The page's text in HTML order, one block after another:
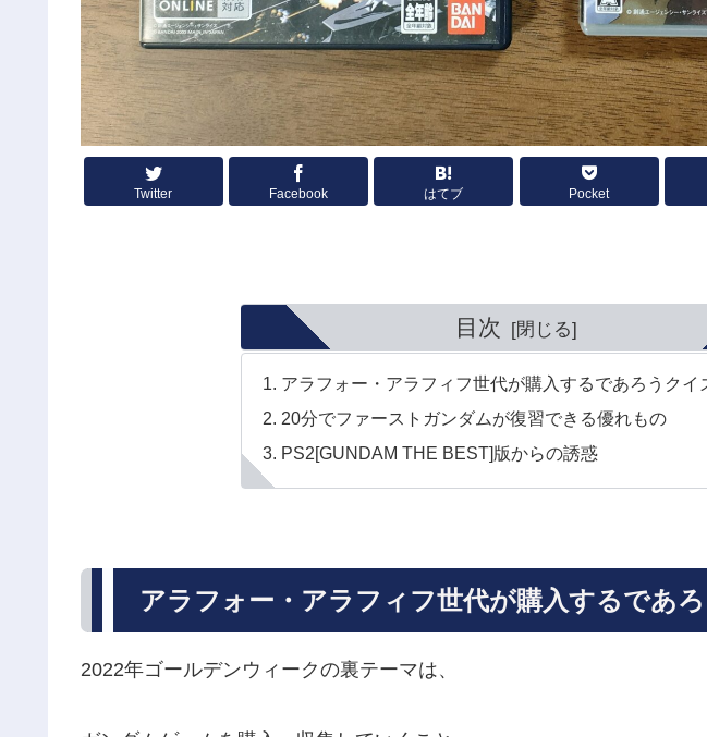
Twitter Facebook はてブ Pocket
目次
アラフォー・アラフィフ世代が購入するであろうクイ
20分でファーストガンダムが復習できる優れもの
PS2[GUNDAM THE BEST]版からの誘惑
アラフォー・アラフィフ世代が購入するであ
2022年ゴールデンウィークの裏テーマは、